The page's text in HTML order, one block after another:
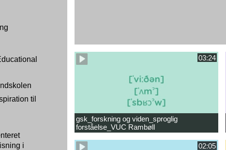
til
i
03:24
gsk_forskning og viden_sproglig
forståelse_VUC Rambøll
læsevanskeligheder.mp4
02:05